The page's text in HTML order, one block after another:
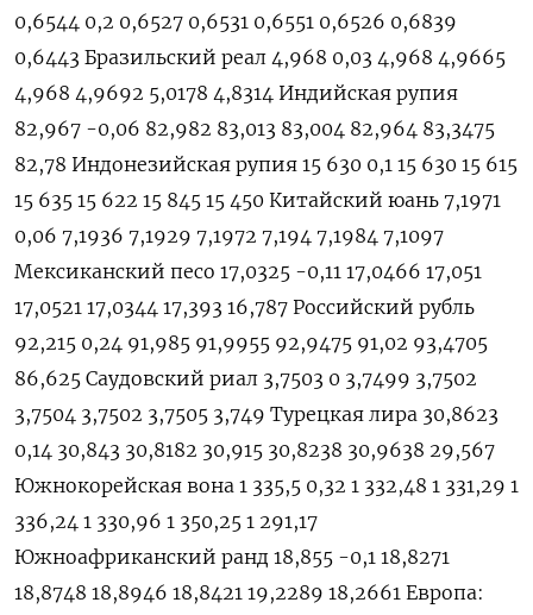
0,6544 0,2 0,6527 0,6531 0,6551 0,6526 0,6839
0,6443 Бразильский реал 4,968 0,03 4,968 4,9665
4,968 4,9692 5,0178 4,8314 Индийская рупия
82,967 -0,06 82,982 83,013 83,004 82,964 83,3475
82,78 Индонезийская рупия 15 630 0,1 15 630 15 615
15 635 15 622 15 845 15 450 Китайский юань 7,1971
0,06 7,1936 7,1929 7,1972 7,194 7,1984 7,1097
Мексиканский песо 17,0325 -0,11 17,0466 17,051
17,0521 17,0344 17,393 16,787 Российский рубль
92,215 0,24 91,985 91,9955 92,9475 91,02 93,4705
86,625 Саудовский риал 3,7503 0 3,7499 3,7502
3,7504 3,7502 3,7505 3,749 Турецкая лира 30,8623
0,14 30,843 30,8182 30,915 30,8238 30,9638 29,567
Южнокорейская вона 1 335,5 0,32 1 332,48 1 331,29 1
336,24 1 330,96 1 350,25 1 291,17
Южноафриканский ранд 18,855 -0,1 18,8271
18,8748 18,8946 18,8421 19,2289 18,2661 Европа: